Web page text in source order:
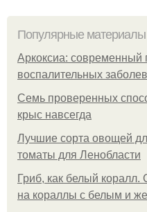
Популярные материалы
Аркоксиа: современный
воспалительных
Семь проверенных
крыс навсегда
Лучшие сорта овощей
томаты для Ленобласти
Гриб, как белый
на кораллы с белым и